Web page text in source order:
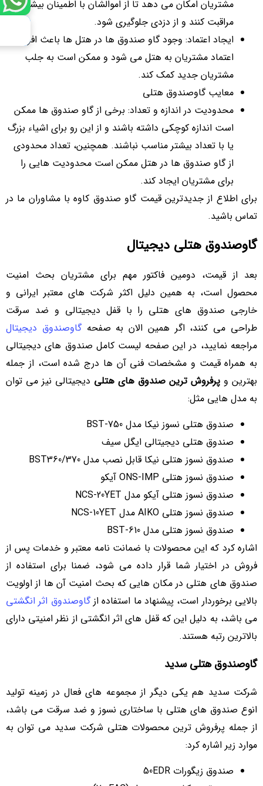
مشتریان امکان می ‌دهد تا از اموالشان با اطمینان بیشتری
مراقبت کنند و از دزدی جلوگیری شود.
ایجاد اعتماد: وجود گاو صندوق ‌ها در هتل‌ ها باعث افزایش
اعتماد مشتریان به هتل می ‌شود و ممکن است به جلب
مشتریان جدید کمک کند.
معایب گاوصندوق هتلی
محدودیت در اندازه و تعداد: برخی از گاو صندوق‌ ها ممکن
است اندازه کوچکی داشته باشند و از این رو برای اشیاء بزرگ
یا با تعداد بیشتر مناسب نباشند. همچنین، تعداد محدودی
از گاو صندوق ‌ها در هتل ممکن است محدودیت ‌هایی را
برای مشتریان ایجاد کند.
برای اطلاع از جدیدترین قیمت گاو صندوق کاوه با مشاوران ما در
تماس باشید.
گاوصندوق هتلی دیجیتال
بعد از قیمت، دومین فاکتور مهم برای مشتریان بحث امنیت
محصول است، به همین دلیل اکثر شرکت های معتبر ایرانی و
خارجی صندوق های هتلی را با قفل دیجیتالی و ضد سرقت
طراحی می کنند، اگر همین الان به صفحهگاوصندوق دیجیتال
مراجعه نمایید، در این صفحه لیست کامل صندوق های دیجیتالی
به همراه قیمت و مشخصات فنی آن ها درج شده است، از جمله
بهترین و پرفروش ترین صندوق های هتلی دیجیتالی نیز می توان
به مدل هایی مثل:
صندوق هتلی نسوز نیکا مدل BST-750
صندوق هتلی دیجیتالی ایگل سیف
صندوق نسوز هتلی نیکا قابل نصب مدل BST360/370
صندوق نسوز هتلی ONS-IMP آیکو
صندوق نسوز هتلی آیکو مدل NCS-20YET
صندوق نسوز هتلی AIKO مدل NCS-10YET
صندوق نسوز هتلی مدل BST-610
اشاره کرد که این محصولات با ضمانت نامه معتبر و خدمات پس از
فروش در اختیار شما قرار داده می شود، ضمنا برای استفاده از
صندوق های هتلی در مکان هایی که بحث امنیت آن ها از اولویت
بالایی برخوردار است، پیشنهاد ما استفاده ازگاوصندوق اثر انگشتی
می باشد، به دلیل این که قفل های اثر انگشتی از نظر امنیتی دارای
بالاترین رتبه هستند.
گاوصندوق هتلی سدید
شرکت سدید هم یکی دیگر از مجموعه های فعال در زمینه تولید
انوع صندوق های هتلی با ساختاری نسوز و ضد سرقت می باشد،
از جمله پرفروش ترین محصولات هتلی شرکت سدید می توان به
موارد زیر اشاره کرد:
صندوق زیگورات 50EDR